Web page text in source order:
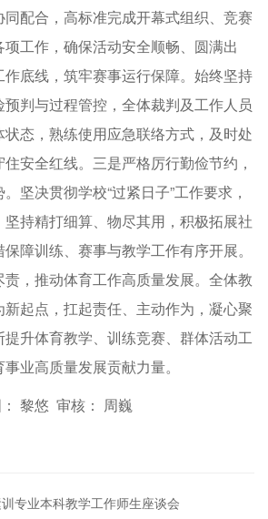
配合，高标准完成开幕式组织、竞赛
工作，确保活动安全顺畅、圆满出
底线，筑牢赛事运行保障。始终坚持
判与过程管控，全体裁判及工作人员
态，熟练使用应急联络方式，及时处
安全红线。三是严格厉行勤俭节约，
坚决贯彻学校“过紧日子”工作要求，
持精打细算、物尽其用，积极拓展社
障训练、赛事与教学工作有序开展。
，推动体育工作高质量发展。全体教
起点，扛起责任、主动作为，凝心聚
升体育教学、训练竞赛、群体活动工
业高质量发展贡献力量。
黎悠 审核： 周巍
专业本科教学工作师生座谈会